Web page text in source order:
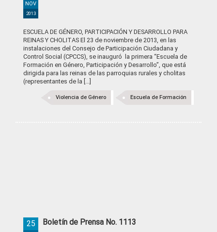
NOV
2013
ESCUELA DE GÉNERO, PARTICIPACIÓN Y DESARROLLO PARA
REINAS Y CHOLITAS El 23 de noviembre de 2013, en las
instalaciones del Consejo de Participación Ciudadana y
Control Social (CPCCS), se inauguró la primera “Escuela de
Formación en Género, Participación y Desarrollo”, que está
dirigida para las reinas de las parroquias rurales y cholitas
(representantes de la [...]
Escuela de Formación
Violencia de Género
Boletín de Prensa No. 1113
25